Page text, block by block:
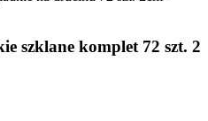
szklane komplet 72 szt. 2